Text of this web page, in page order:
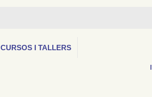
CURSOS I TALLERS